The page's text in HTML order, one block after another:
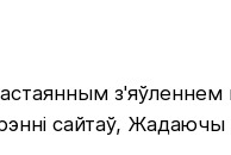
сайтаў, Жадаючы